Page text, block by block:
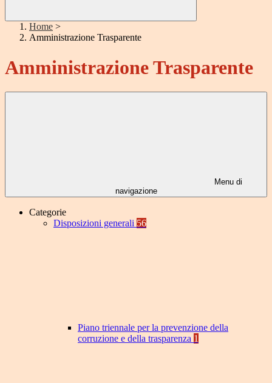
Home >
Amministrazione Trasparente
Amministrazione Trasparente
Menu di
navigazione
Categorie
Disposizioni generali 56
Piano triennale per la prevenzione della
corruzione e della trasparenza 1